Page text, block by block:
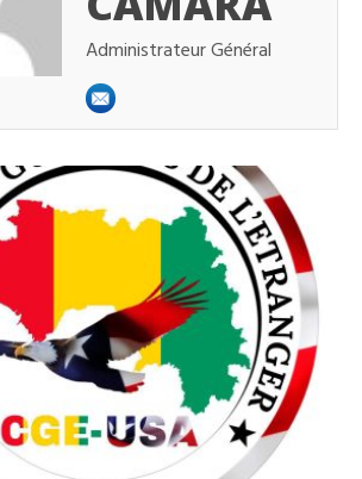
Administrateur Général